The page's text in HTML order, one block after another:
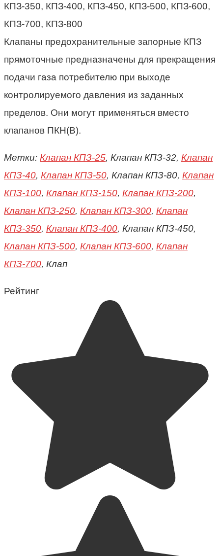
Клапаны предохранительные запорные КПЗ
прямоточные предназначены для прекращения
подачи газа потребителю при выходе
контролируемого давления из заданных
пределов. Они могут применяться вместо
клапанов ПКН(В).
Метки: Клапан КПЗ-25, Клапан КПЗ-32, Клапан
КПЗ-40, Клапан КПЗ-50, Клапан КПЗ-80, Клапан
КПЗ-100, Клапан КПЗ-150, Клапан КПЗ-200,
Клапан КПЗ-250, Клапан КПЗ-300, Клапан
КПЗ-350, Клапан КПЗ-400, Клапан КПЗ-450,
Клапан КПЗ-500, Клапан КПЗ-600, Клапан
КПЗ-700, Клап
Рейтинг